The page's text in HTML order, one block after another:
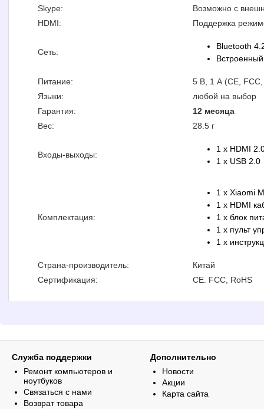
Skype:
Возможно с
HDMI:
Поддержка
Сеть:
Bluetooth
Питание:
5 В, 1 А (CE,
Языки:
любой на выбор
Гарантия:
12 месяца
Вес:
28.5 г
Входы-выходы:
1 x HDMI
1 x USB 2.0
Комплектация:
1 x Xiaomi
1 x HDMI
1 x блок
1 x пульт
1 x
Страна-производитель:
Китай
Сертификация:
CE. FCC, RoHS
Служба поддержки
Ремонт компьютеров и
ноутбуков
Связаться с нами
Возврат товара
Дополнительно
Новости
Акции
Карта сайта